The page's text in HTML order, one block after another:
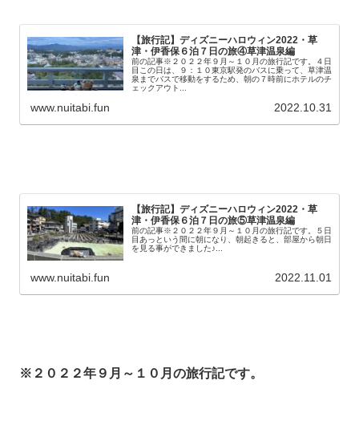
【旅行記】ディズニーハロウィン2022・草
津・伊香保６泊７日の旅④草津温泉編
前の記事※２０２２年９月～１０月の旅行記です。４日
目この日は、９：１０東京駅発のバスに乗って、草津温
泉までバスで移動をするため、朝の７時前にホテルのチ
ェックアウト...
www.nuitabi.fun 2022.10.31
【旅行記】ディズニーハロウィン2022・草
津・伊香保６泊７日の旅⑤草津温泉編
前の記事※２０２２年９月～１０月の旅行記です。５日
目あっという間に朝になり、朝起きると、部屋から朝日
を見る事ができました♪...
www.nuitabi.fun 2022.11.01
※２０２２年９月～１０月の旅行記です。